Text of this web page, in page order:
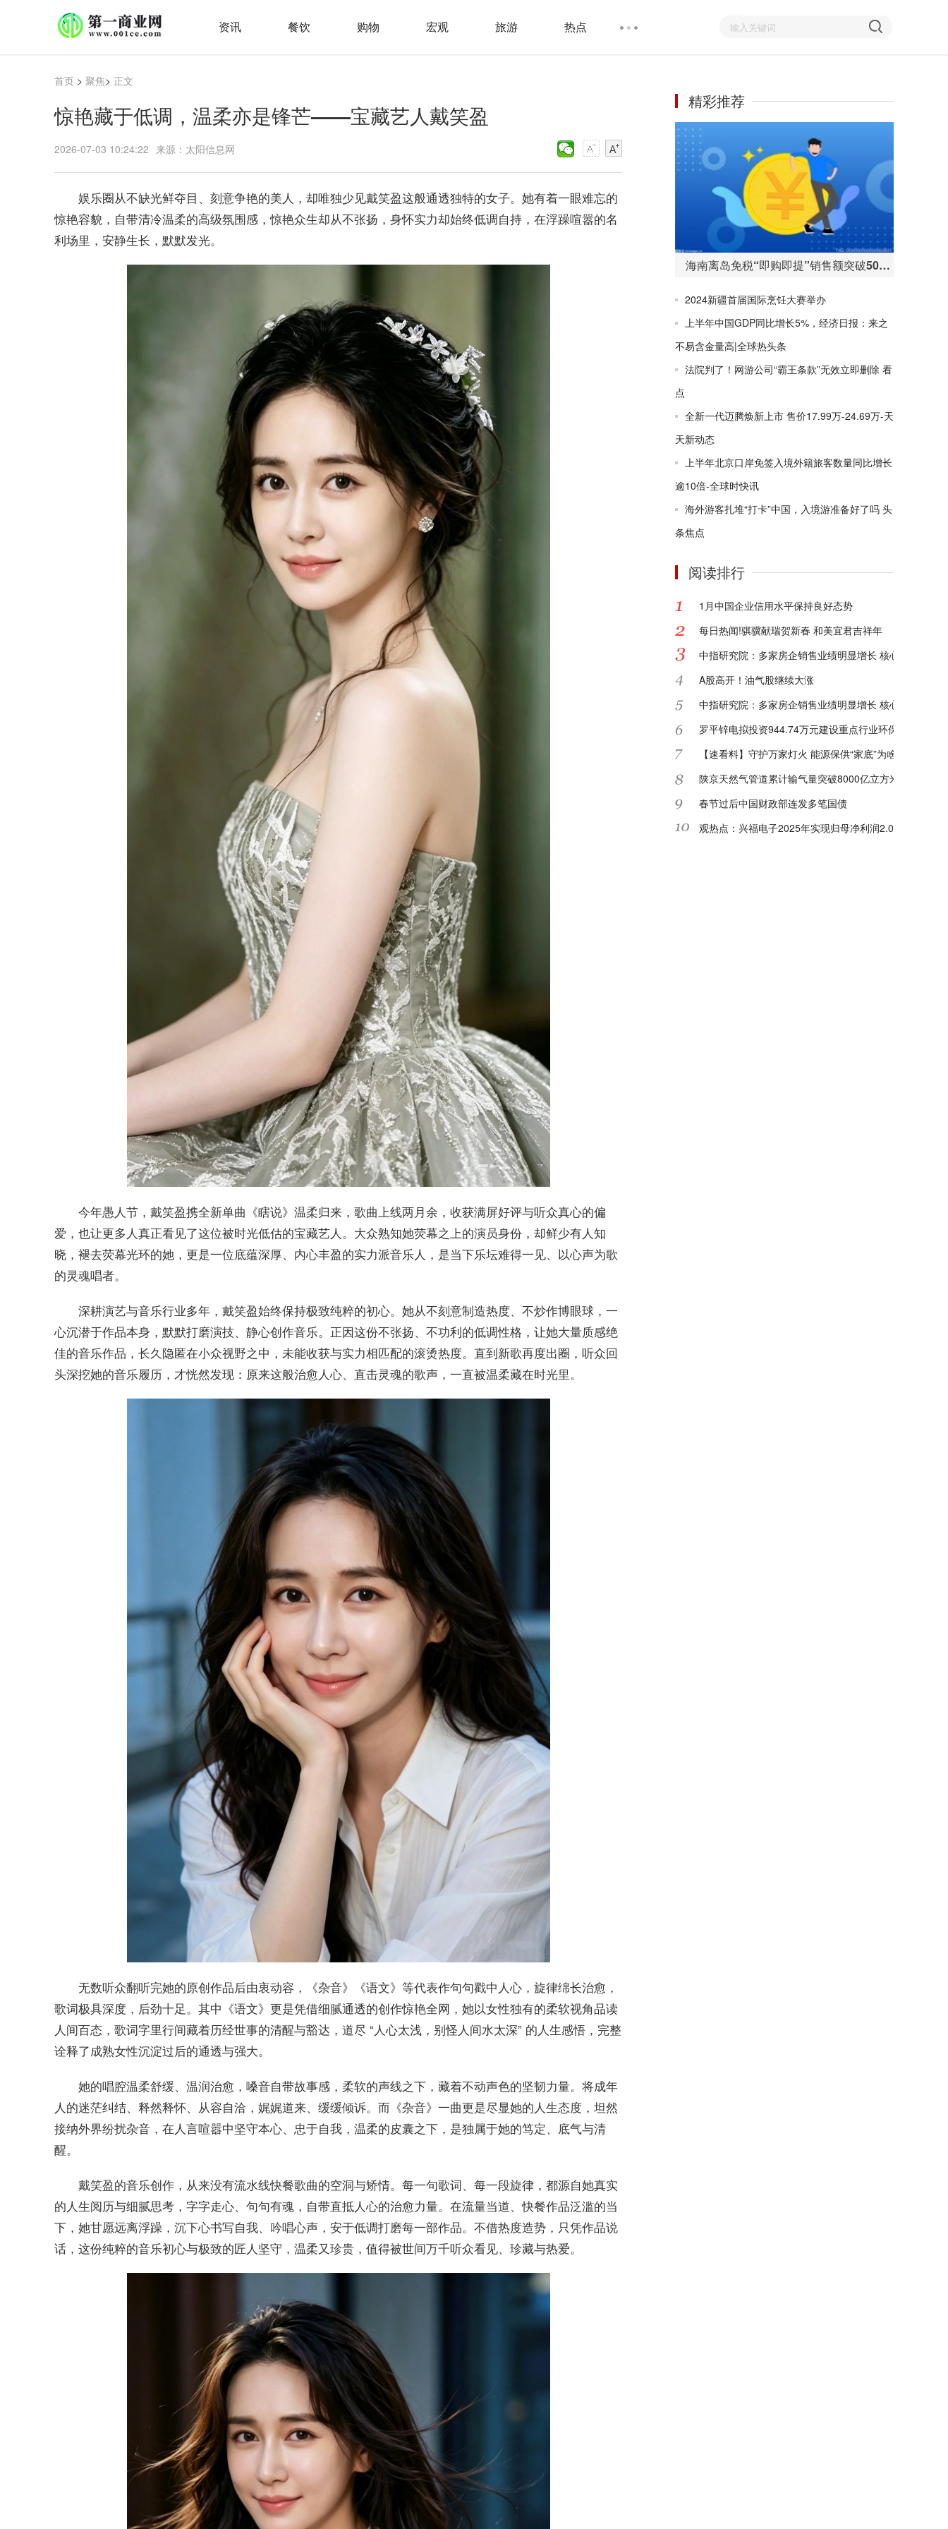
资讯 餐饮 购物 宏观 旅游 热点
首页 > 聚焦> 正文
惊艳藏于低调，温柔亦是锋芒——宝藏艺人戴笑盈
2026-07-03 10:24:22 来源：太阳信息网
娱乐圈从不缺光鲜夺目、刻意争艳的美人，却唯独少见戴笑盈这般通透独特的女子。她有着一眼难忘的
惊艳容貌，自带清冷温柔的高级氛围感，惊艳众生却从不张扬，身怀实力却始终低调自持，在浮躁喧嚣的名
利场里，安静生长，默默发光。
今年愚人节，戴笑盈携全新单曲《瞎说》温柔归来，歌曲上线两月余，收获满屏好评与听众真心的偏
爱，也让更多人真正看见了这位被时光低估的宝藏艺人。大众熟知她荧幕之上的演员身份，却鲜少有人知
晓，褪去荧幕光环的她，更是一位底蕴深厚、内心丰盈的实力派音乐人，是当下乐坛难得一见、以心声为歌
的灵魂唱者。
深耕演艺与音乐行业多年，戴笑盈始终保持极致纯粹的初心。她从不刻意制造热度、不炒作博眼球，一
心沉潜于作品本身，默默打磨演技、静心创作音乐。正因这份不张扬、不功利的低调性格，让她大量质感绝
佳的音乐作品，长久隐匿在小众视野之中，未能收获与实力相匹配的滚烫热度。直到新歌再度出圈，听众回
头深挖她的音乐履历，才恍然发现：原来这般治愈人心、直击灵魂的歌声，一直被温柔藏在时光里。
无数听众翻听完她的原创作品后由衷动容，《杂音》《语文》等代表作句句戳中人心，旋律绵长治愈，
歌词极具深度，后劲十足。其中《语文》更是凭借细腻通透的创作惊艳全网，她以女性独有的柔软视角品读
人间百态，歌词字里行间藏着历经世事的清醒与豁达，道尽 “人心太浅，别怪人间水太深” 的人生感悟，完整
诠释了成熟女性沉淀过后的通透与强大。
她的唱腔温柔舒缓、温润治愈，嗓音自带故事感，柔软的声线之下，藏着不动声色的坚韧力量。将成年
人的迷茫纠结、释然释怀、从容自洽，娓娓道来、缓缓倾诉。而《杂音》一曲更是尽显她的人生态度，坦然
接纳外界纷扰杂音，在人言喧嚣中坚守本心、忠于自我，温柔的皮囊之下，是独属于她的笃定、底气与清
醒。
戴笑盈的音乐创作，从来没有流水线快餐歌曲的空洞与矫情。每一句歌词、每一段旋律，都源自她真实
的人生阅历与细腻思考，字字走心、句句有魂，自带直抵人心的治愈力量。在流量当道、快餐作品泛滥的当
下，她甘愿远离浮躁，沉下心书写自我、吟唱心声，安于低调打磨每一部作品。不借热度造势，只凭作品说
话，这份纯粹的音乐初心与极致的匠人坚守，温柔又珍贵，值得被世间万千听众看见、珍藏与热爱。
精彩推荐
海南离岛免税“即购即提”销售额突破50亿元 购物人数255万人次
2024新疆首届国际烹饪大赛举办
上半年中国GDP同比增长5%，经济日报：来之
不易含金量高|全球热头条
法院判了！网游公司“霸王条款”无效立即删除 看
点
全新一代迈腾焕新上市 售价17.99万-24.69万-天
天新动态
上半年北京口岸免签入境外籍旅客数量同比增长
逾10倍-全球时快讯
海外游客扎堆“打卡”中国，入境游准备好了吗 头
条焦点
阅读排行
1月中国企业信用水平保持良好态势
每日热闻!骐骥献瑞贺新春 和美宜君吉祥年
中指研究院：多家房企销售业绩明显增长 核心城市或迎"
A股高开！油气股继续大涨
中指研究院：多家房企销售业绩明显增长 核心城市或迎"
罗平锌电拟投资944.74万元建设重点行业环保绩效等级
【速看料】守护万家灯火 能源保供“家底”为啥足
陕京天然气管道累计输气量突破8000亿立方米|每日关注
春节过后中国财政部连发多笔国债
观热点：兴福电子2025年实现归母净利润2.08亿元 同比